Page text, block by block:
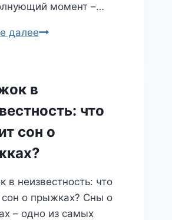
момент –…
далееСон
предвещает
и
в
что
сон о
в неизвестность: что
сон о прыжках? Сны о
– одно из самых